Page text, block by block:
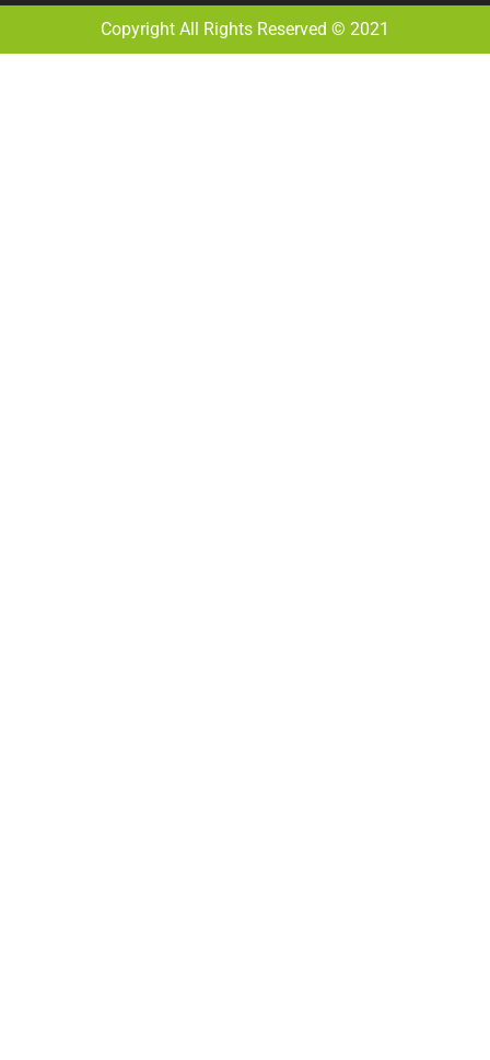
Copyright All Rights Reserved © 2021